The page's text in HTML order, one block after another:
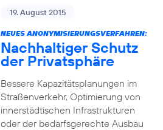
19. August 2015
NEUES ANONYMISIERUNGSVERFAHREN:
Nachhaltiger Schutz
der Privatsphäre
Bessere Kapazitätsplanungen im
Straßenverkehr, Optimierung von
innerstädtischen Infrastrukturen
oder der bedarfsgerechte Ausbau